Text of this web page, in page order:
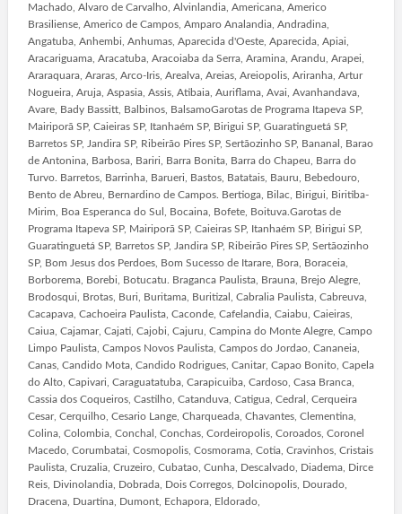
Machado, Alvaro de Carvalho, Alvinlandia, Americana, Americo
Brasiliense, Americo de Campos, Amparo Analandia, Andradina,
Angatuba, Anhembi, Anhumas, Aparecida d'Oeste, Aparecida, Apiai,
Aracariguama, Aracatuba, Aracoiaba da Serra, Aramina, Arandu, Arapei,
Araraquara, Araras, Arco-Iris, Arealva, Areias, Areiopolis, Ariranha, Artur
Nogueira, Aruja, Aspasia, Assis, Atibaia, Auriflama, Avai, Avanhandava,
Avare, Bady Bassitt, Balbinos, BalsamoGarotas de Programa Itapeva SP,
Mairiporã SP, Caieiras SP, Itanhaém SP, Birigui SP, Guaratinguetá SP,
Barretos SP, Jandira SP, Ribeirão Pires SP, Sertãozinho SP, Bananal, Barao
de Antonina, Barbosa, Bariri, Barra Bonita, Barra do Chapeu, Barra do
Turvo. Barretos, Barrinha, Barueri, Bastos, Batatais, Bauru, Bebedouro,
Bento de Abreu, Bernardino de Campos. Bertioga, Bilac, Birigui, Biritiba-
Mirim, Boa Esperanca do Sul, Bocaina, Bofete, Boituva.Garotas de
Programa Itapeva SP, Mairiporã SP, Caieiras SP, Itanhaém SP, Birigui SP,
Guaratinguetá SP, Barretos SP, Jandira SP, Ribeirão Pires SP, Sertãozinho
SP, Bom Jesus dos Perdoes, Bom Sucesso de Itarare, Bora, Boraceia,
Borborema, Borebi, Botucatu. Braganca Paulista, Brauna, Brejo Alegre,
Brodosqui, Brotas, Buri, Buritama, Buritizal, Cabralia Paulista, Cabreuva,
Cacapava, Cachoeira Paulista, Caconde, Cafelandia, Caiabu, Caieiras,
Caiua, Cajamar, Cajati, Cajobi, Cajuru, Campina do Monte Alegre, Campo
Limpo Paulista, Campos Novos Paulista, Campos do Jordao, Cananeia,
Canas, Candido Mota, Candido Rodrigues, Canitar, Capao Bonito, Capela
do Alto, Capivari, Caraguatatuba, Carapicuiba, Cardoso, Casa Branca,
Cassia dos Coqueiros, Castilho, Catanduva, Catigua, Cedral, Cerqueira
Cesar, Cerquilho, Cesario Lange, Charqueada, Chavantes, Clementina,
Colina, Colombia, Conchal, Conchas, Cordeiropolis, Coroados, Coronel
Macedo, Corumbatai, Cosmopolis, Cosmorama, Cotia, Cravinhos, Cristais
Paulista, Cruzalia, Cruzeiro, Cubatao, Cunha, Descalvado, Diadema, Dirce
Reis, Divinolandia, Dobrada, Dois Corregos, Dolcinopolis, Dourado,
Dracena, Duartina, Dumont, Echapora, Eldorado,